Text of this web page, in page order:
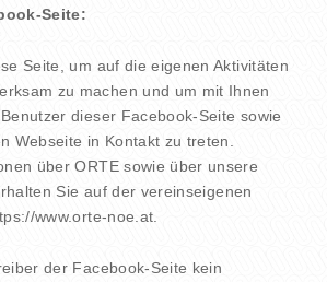
Seite:
Seite, um auf die eigenen Aktivitäten
zu machen und um mit Ihnen
dieser Facebook-Seite sowie
Webseite in Kontakt zu treten.
über ORTE sowie über unsere
Sie auf der vereinseigenen
www.orte-noe.at.
der Facebook-Seite kein